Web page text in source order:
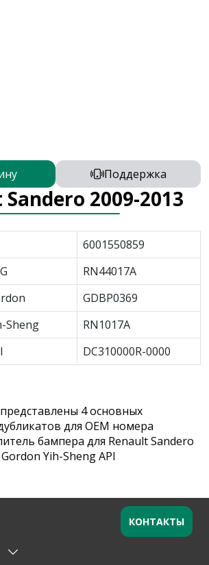
Поддержка
2009-2013
6001550859
RN44017A
GDBP0369
Sheng
RN1017A
DC310000R-0000
4 основных
для OEM номера
бампера для Renault Sandero
Yih-Sheng API
КОНТАКТЫ